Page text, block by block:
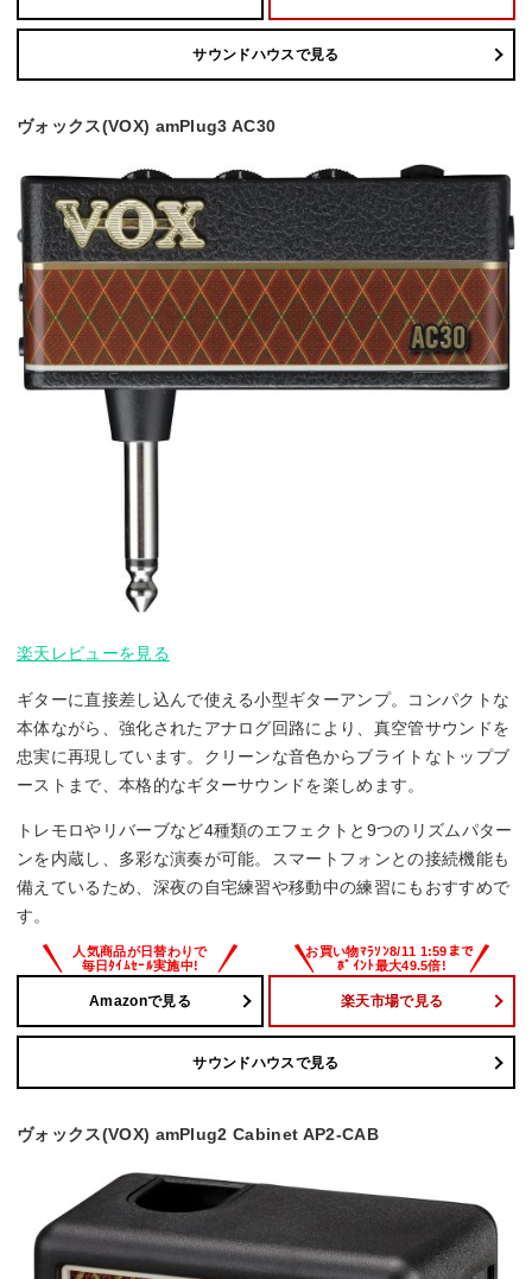
サウンドハウスで見る
ヴォックス(VOX) amPlug3 AC30
楽天レビューを見る
ギターに直接差し込んで使える小型ギターアンプ。コンパクトな
本体ながら、強化されたアナログ回路により、真空管サウンドを
忠実に再現しています。クリーンな音色からブライトなトップブ
ーストまで、本格的なギターサウンドを楽しめます。
トレモロやリバーブなど4種類のエフェクトと9つのリズムパター
ンを内蔵し、多彩な演奏が可能。スマートフォンとの接続機能も
備えているため、深夜の自宅練習や移動中の練習にもおすすめで
す。
Amazonで見る 楽天市場で見る
サウンドハウスで見る
ヴォックス(VOX) amPlug2 Cabinet AP2-CAB